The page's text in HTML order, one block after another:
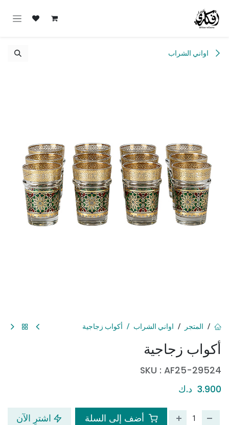
اواني الشراب
أكواب زجاجية
SKU : AF25-29524
3.900 د.ك
أضف إلى السلة اشترِ الآن
المتجر اواني الشراب أكواب زجاجية